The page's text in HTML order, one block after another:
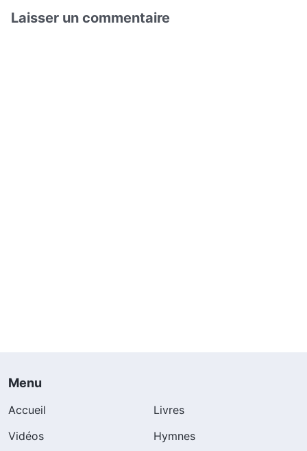
Laisser un commentaire
Menu
Accueil
Livres
Vidéos
Hymnes